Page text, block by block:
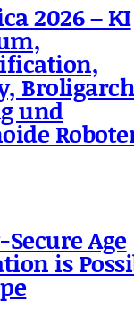
2026 – KI
und
Age
is